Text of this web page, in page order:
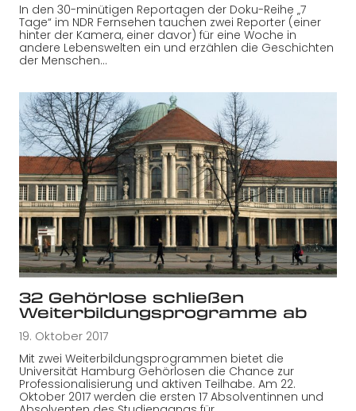
In den 30-minütigen Reportagen der Doku-Reihe „7
Tage“ im NDR Fernsehen tauchen zwei Reporter (einer
hinter der Kamera, einer davor) für eine Woche in
andere Lebenswelten ein und erzählen die Geschichten
der Menschen…
32 Gehörlose schließen
Weiterbildungsprogramme ab
19. Oktober 2017
Mit zwei Weiterbildungsprogrammen bietet die
Universität Hamburg Gehörlosen die Chance zur
Professionalisierung und aktiven Teilhabe. Am 22.
Oktober 2017 werden die ersten 17 Absolventinnen und